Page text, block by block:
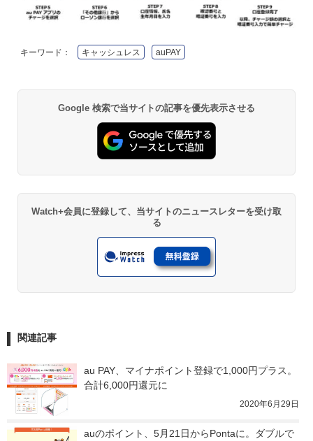
キーワード： キャッシュレス auPAY
Google 検索で当サイトの記事を優先表示させる
Watch+会員に登録して、当サイトのニュースレターを受け取
る
関連記事
au PAY、マイナポイント登録で1,000円プラス。
合計6,000円還元に
2020年6月29日
auのポイント、5月21日からPontaに。ダブルで